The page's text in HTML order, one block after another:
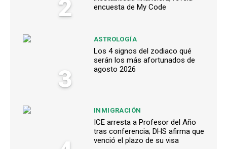
2
encuesta de My Code
3
ASTROLOGÍA
Los 4 signos del zodiaco qué
serán los más afortunados de
agosto 2026
INMIGRACIÓN
ICE arresta a Profesor del Año
tras conferencia; DHS afirma que
venció el plazo de su visa